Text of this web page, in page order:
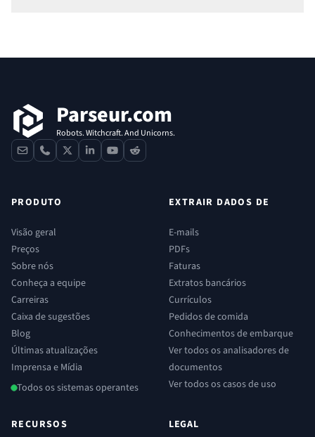
Parseur.com
Robots. Witchcraft. And Unicorns.
contactphone
x linkedinyoutube
reddit
PRODUTO
Visão geral
Preços
Sobre nós
Conheça a equipe
Carreiras
Caixa de sugestões
Blog
Últimas atualizações
Imprensa e Mídia
Todos os sistemas operantes
EXTRAIR DADOS DE
E-mails
PDFs
Faturas
Extratos bancários
Currículos
Pedidos de comida
Conhecimentos de embarque
Ver todos os analisadores de
documentos
Ver todos os casos de uso
RECURSOS LEGAL